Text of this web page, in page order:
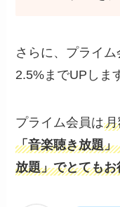
さらに、プライ
2.5%までUPしま
プライム会員は
「音楽聴き放題
放題」でとても